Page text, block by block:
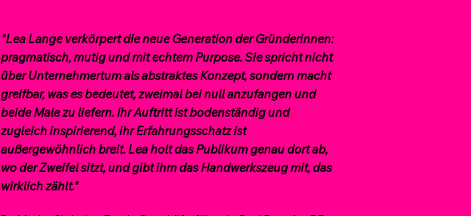
"Lea Lange verkörpert die neue Generation der Gründerinnen:
pragmatisch, mutig und mit echtem Purpose. Sie spricht nicht
über Unternehmertum als abstraktes Konzept, sondern macht
greifbar, was es bedeutet, zweimal bei null anzufangen und
beide Male zu liefern. Ihr Auftritt ist bodenständig und
zugleich inspirierend, ihr Erfahrungsschatz ist
außergewöhnlich breit. Lea holt das Publikum genau dort ab,
wo der Zweifel sitzt, und gibt ihm das Handwerkszeug mit, das
wirklich zählt."